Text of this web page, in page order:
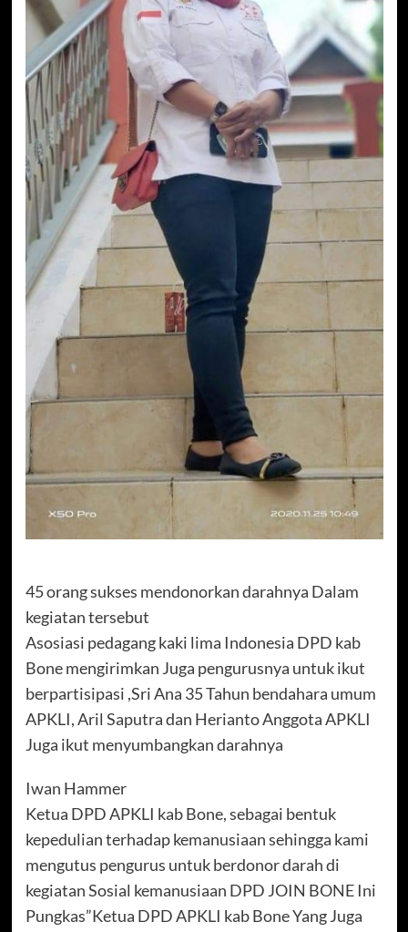
45 orang sukses mendonorkan darahnya Dalam
kegiatan tersebut
Asosiasi pedagang kaki lima Indonesia DPD kab
Bone mengirimkan Juga pengurusnya untuk ikut
berpartisipasi ,Sri Ana 35 Tahun bendahara umum
APKLI, Aril Saputra dan Herianto Anggota APKLI
Juga ikut menyumbangkan darahnya
Iwan Hammer
Ketua DPD APKLI kab Bone, sebagai bentuk
kepedulian terhadap kemanusiaan sehingga kami
mengutus pengurus untuk berdonor darah di
kegiatan Sosial kemanusiaan DPD JOIN BONE Ini
Pungkas”Ketua DPD APKLI kab Bone Yang Juga